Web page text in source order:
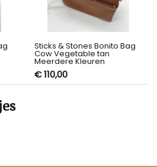
Sticks & Stones Bonito Bag
Cow Vegetable tan
Meerdere Kleuren
€ 110,00